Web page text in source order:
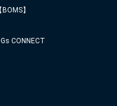
】
CONNECT